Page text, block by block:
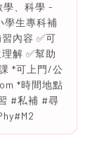
學、科學 -
學生專科補
內容 ✅可
解 ✅幫助
*可上門/公
*時間地點
#私補 #尋